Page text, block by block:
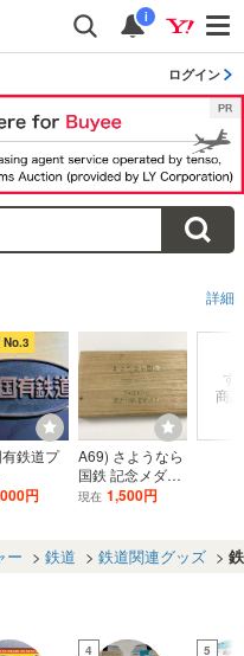
i
ログイン
詳細
No.3
鉄道プ
円
A69) さようなら
国鉄 記念メダル
3枚セット 昭和6
箱入り 国鉄 JR
純銀 純銅
現在 1,500円
す
商
ー 鉄道 鉄道関連グッズ
4 5